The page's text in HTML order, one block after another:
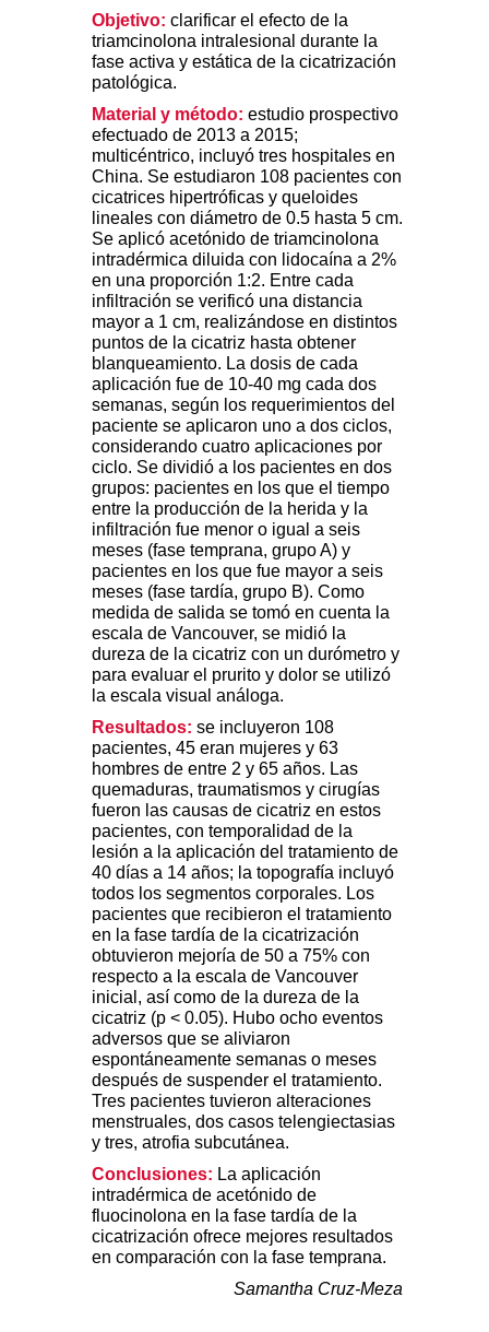
Objetivo: clarificar el efecto de la
triamcinolona intralesional durante la
fase activa y estática de la cicatrización
patológica.
Material y método: estudio prospectivo
efectuado de 2013 a 2015;
multicéntrico, incluyó tres hospitales en
China. Se estudiaron 108 pacientes con
cicatrices hipertróficas y queloides
lineales con diámetro de 0.5 hasta 5 cm.
Se aplicó acetónido de triamcinolona
intradérmica diluida con lidocaína a 2%
en una proporción 1:2. Entre cada
infiltración se verificó una distancia
mayor a 1 cm, realizándose en distintos
puntos de la cicatriz hasta obtener
blanqueamiento. La dosis de cada
aplicación fue de 10-40 mg cada dos
semanas, según los requerimientos del
paciente se aplicaron uno a dos ciclos,
considerando cuatro aplicaciones por
ciclo. Se dividió a los pacientes en dos
grupos: pacientes en los que el tiempo
entre la producción de la herida y la
infiltración fue menor o igual a seis
meses (fase temprana, grupo A) y
pacientes en los que fue mayor a seis
meses (fase tardía, grupo B). Como
medida de salida se tomó en cuenta la
escala de Vancouver, se midió la
dureza de la cicatriz con un durómetro y
para evaluar el prurito y dolor se utilizó
la escala visual análoga.
Resultados: se incluyeron 108
pacientes, 45 eran mujeres y 63
hombres de entre 2 y 65 años. Las
quemaduras, traumatismos y cirugías
fueron las causas de cicatriz en estos
pacientes, con temporalidad de la
lesión a la aplicación del tratamiento de
40 días a 14 años; la topografía incluyó
todos los segmentos corporales. Los
pacientes que recibieron el tratamiento
en la fase tardía de la cicatrización
obtuvieron mejoría de 50 a 75% con
respecto a la escala de Vancouver
inicial, así como de la dureza de la
cicatriz (p < 0.05). Hubo ocho eventos
adversos que se aliviaron
espontáneamente semanas o meses
después de suspender el tratamiento.
Tres pacientes tuvieron alteraciones
menstruales, dos casos telengiectasias
y tres, atrofia subcutánea.
Conclusiones: La aplicación
intradérmica de acetónido de
fluocinolona en la fase tardía de la
cicatrización ofrece mejores resultados
en comparación con la fase temprana.
Samantha Cruz-Meza